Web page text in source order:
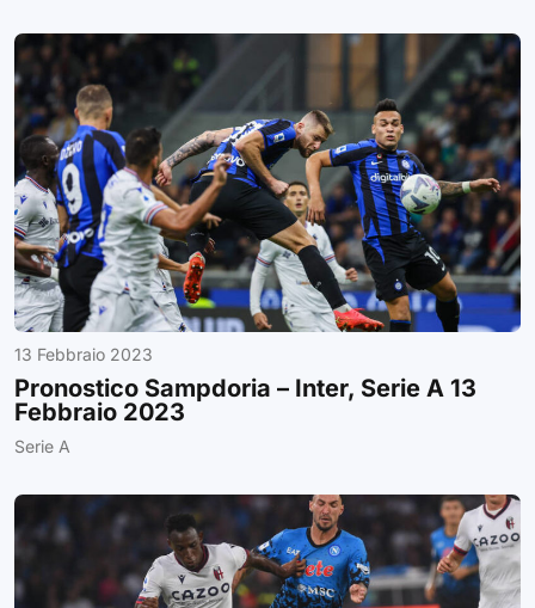
13 Febbraio 2023
Pronostico Sampdoria – Inter, Serie A 13
Febbraio 2023
Serie A